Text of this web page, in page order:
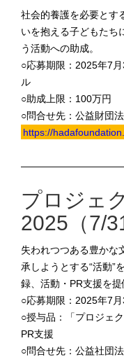
社会的養護を必要とす
いを抱える子どもたち
う活動への助成。
○応募期限：2025年7
ル
○助成上限：100万円
○問合せ先：公益財団
https://
プロジェ
2025（7/
失われつつある豊かな
承しようとする“活動”
録、活動・PR支援を提
○応募期限：2025年7
○授与品：「プロジェ
PR支援
○問合せ先：公益社団